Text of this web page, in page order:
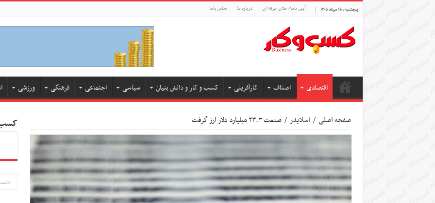
پنجشنبه , ۱۵ مرداد ۱۴۰۵ آیین نامه اخلاق حرفه ای درباره ما تماس باما
اقتصادی اصناف کارآفرینی کسب و کار و دانش بنیان سیاسی اجتماعی فرهنگی ورزشی
صفحه اصلی / اسلایدر / صنعت ۲۳.۳ میلیارد دلار ارز گرفت کسب